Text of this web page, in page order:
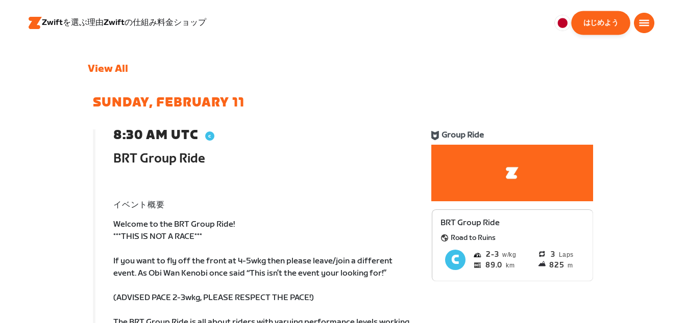
Zwiftを選ぶ理由Zwiftの仕組み料金ショップ
日
はじめよう
View All
SUNDAY, FEBRUARY 11
8:30 AM UTC
BRT Group Ride
Group Ride
イベント概要
Welcome to the BRT Group Ride!
***THIS IS NOT A RACE***
If you want to fly off the front at 4-5wkg then please leave/join a different
event. As Obi Wan Kenobi once said “This isn’t the event your looking for!”
(ADVISED PACE 2-3wkg, PLEASE RESPECT THE PACE!)
BRT Group Ride
Road to Ruins
2 3 3 Laps
89.0 km 825 m